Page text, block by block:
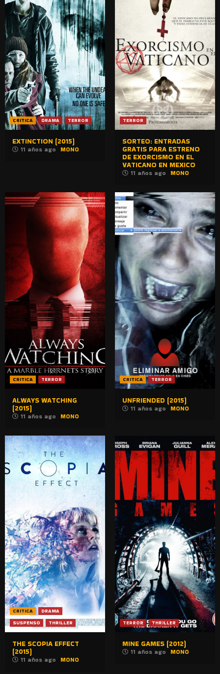
CRITICA DRAMA TERROR
EXTINCTION (2015)
11 años ago MONO
TERROR
SORTEO: ENTRADAS
GRATIS PARA ESTRENO
DE EXORCISMO EN EL
VATICANO EN MEXICO
11 años ago MONO
CRITICA TERROR
ALWAYS WATCHING
(2015)
11 años ago MONO
CRITICA TERROR
UNFRIENDED (2015)
11 años ago MONO
CRITICA
DRAMA
SUSPENSO
THRILLER
THE SCOPIA EFFECT
(2015)
11 años ago MONO
TERROR THRILLER
MINE GAMES (2012)
11 años ago MONO